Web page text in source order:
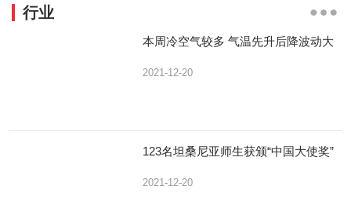
行业
本周冷空气较多 气温先升后降波动大
2021-12-20
123名坦桑尼亚师生获颁“中国大使奖”
2021-12-20